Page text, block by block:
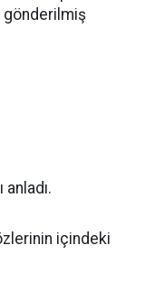
gönderilmiş
içindeki